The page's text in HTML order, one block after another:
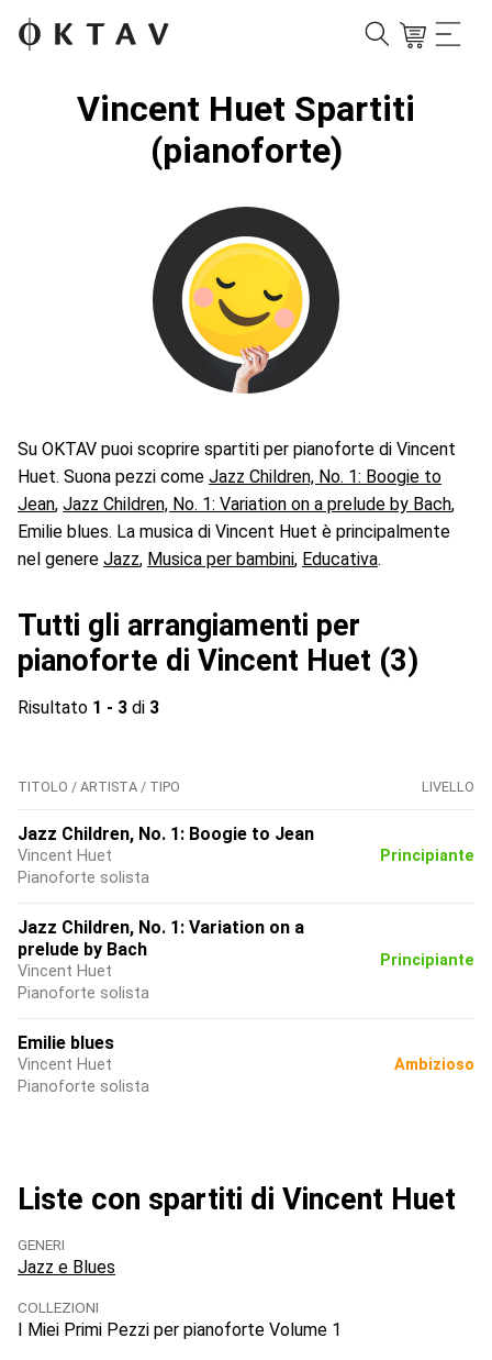
Vincent Huet Spartiti
(pianoforte)
Su OKTAV puoi scoprire spartiti per pianoforte di Vincent
Huet. Suona pezzi come Jazz Children, No. 1: Boogie to
Jean, Jazz Children, No. 1: Variation on a prelude by Bach,
Emilie blues. La musica di Vincent Huet è principalmente
nel genere Jazz, Musica per bambini, Educativa.
Tutti gli arrangiamenti per
pianoforte di Vincent Huet (3)
Risultato 1 - 3 di 3
TITOLO / ARTISTA / TIPO LIVELLO
Jazz Children, No. 1: Boogie to Jean
Vincent Huet
Pianoforte solista
Principiante
Jazz Children, No. 1: Variation on a
prelude by Bach
Vincent Huet
Pianoforte solista
Principiante
Emilie blues
Vincent Huet
Pianoforte solista
Ambizioso
Liste con spartiti di Vincent Huet
GENERI
Jazz e Blues
COLLEZIONI
I Miei Primi Pezzi per pianoforte Volume 1